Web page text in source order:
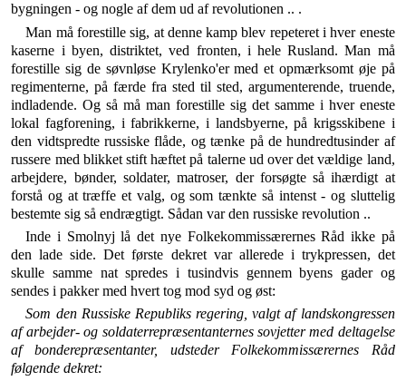
bygningen - og nogle af dem ud af revolutionen .. .
Man må forestille sig, at denne kamp blev repeteret i hver eneste
kaserne i byen, distriktet, ved fronten, i hele Rusland. Man må
forestille sig de søvnløse Krylenko'er med et opmærksomt øje på
regimenterne, på færde fra sted til sted, argumenterende, truende,
indladende. Og så må man forestille sig det samme i hver eneste
lokal fagforening, i fabrikkerne, i landsbyerne, på krigsskibene i
den vidtspredte russiske flåde, og tænke på de hundredtusinder af
russere med blikket stift hæftet på ta­lerne ud over det vældige land,
arbejdere, bønder, sol­dater, matroser, der forsøgte så ihærdigt at
forstå og at træffe et valg, og som tænkte så intenst - og sluttelig
bestemte sig så endrægtigt. Sådan var den russiske revolution ..
Inde i Smolnyj lå det nye Folkekommissærernes Råd ikke på
den lade side. Det første dekret var allerede i trykpressen, det
skulle samme nat spredes i tusindvis gennem byens gader og
sendes i pakker med hvert tog mod syd og øst:
Som den Russiske Republiks regering, valgt af landskon­gressen
af arbejder- og soldaterrepræsentanternes sovjetter med deltagelse
af bonderepræsentanter, udsteder Folkekom­missærernes Råd
følgende dekret: